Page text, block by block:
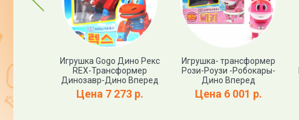
База
Игрушка Gogo Дино Рекс
REX-Трансформер
Динозавр-Дино Вперед
Цена 7 273 р.
Игрушка- трансформер
Рози-Роузи -Робокары-
Дино Вперед
Цена 6 001 р.